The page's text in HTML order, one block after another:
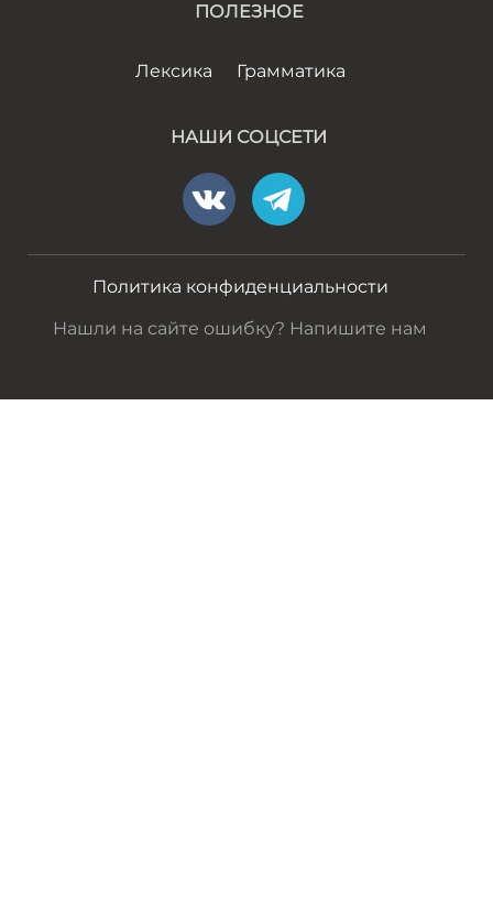
ПОЛЕЗНОЕ
Лексика Грамматика
НАШИ СОЦСЕТИ
Политика конфиденциальности
Нашли на сайте ошибку? Напишите нам